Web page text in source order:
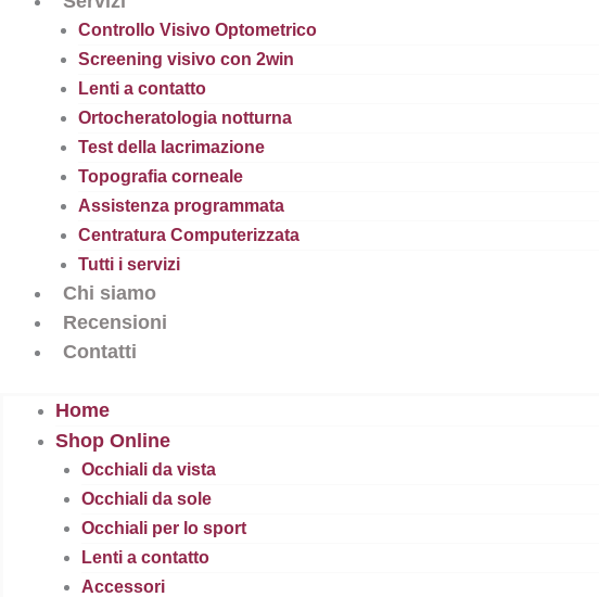
Controllo Visivo Optometrico
Screening visivo con 2win
Lenti a contatto
Ortocheratologia notturna
Test della lacrimazione
Topografia corneale
Assistenza programmata
Centratura Computerizzata
Tutti i servizi
Chi siamo
Recensioni
Contatti
Home
Shop Online
Occhiali da vista
Occhiali da sole
Occhiali per lo sport
Lenti a contatto
Accessori